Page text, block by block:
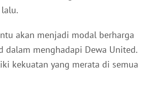
lalu.
akan menjadi modal berharga
dalam menghadapi Dewa United.
kekuatan yang merata di semua